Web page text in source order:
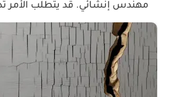
مهندس إنشائي. قد يتطلب الأمر